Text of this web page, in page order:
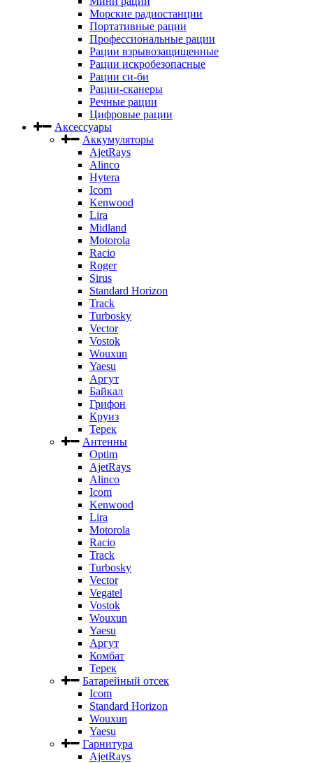
Морские радиостанции
Портативные рации
Профессиональные рации
Рации взрывозащищенные
Рации искробезопасные
Рации си-би
Рации-сканеры
Речные рации
Цифровые рации
Аксессуары
Аккумуляторы
AjetRays
Alinco
Hytera
Icom
Kenwood
Lira
Midland
Motorola
Racio
Roger
Sirus
Standard Horizon
Track
Turbosky
Vector
Vostok
Wouxun
Yaesu
Аргут
Байкал
Грифон
Круиз
Терек
Антенны
Optim
AjetRays
Alinco
Icom
Kenwood
Lira
Motorola
Racio
Track
Turbosky
Vector
Vegatel
Vostok
Wouxun
Yaesu
Аргут
Комбат
Терек
Батарейный отсек
Icom
Standard Horizon
Wouxun
Yaesu
Гарнитура
AjetRays